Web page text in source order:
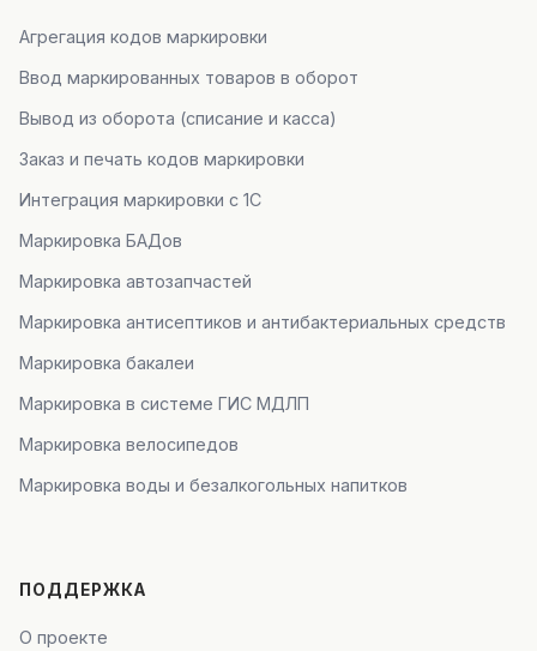
Агрегация кодов маркировки
Ввод маркированных товаров в оборот
Вывод из оборота (списание и касса)
Заказ и печать кодов маркировки
Интеграция маркировки с 1С
Маркировка БАДов
Маркировка автозапчастей
Маркировка антисептиков и антибактериальных средств
Маркировка бакалеи
Маркировка в системе ГИС МДЛП
Маркировка велосипедов
Маркировка воды и безалкогольных напитков
ПОДДЕРЖКА
О проекте